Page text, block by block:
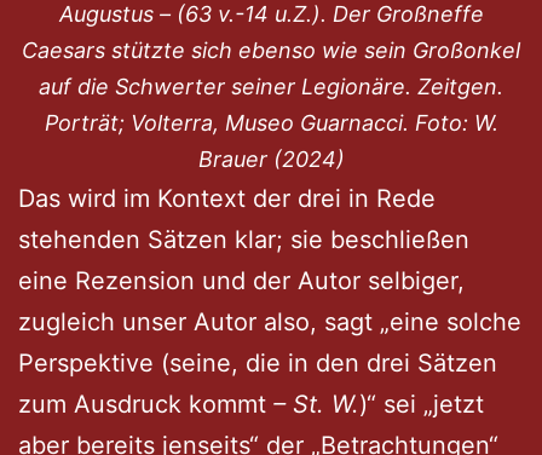
Augustus – (63 v.-14 u.Z.). Der Großneffe
Caesars stützte sich ebenso wie sein Großonkel
auf die Schwerter seiner Legionäre. Zeitgen.
Porträt; Volterra, Museo Guarnacci. Foto: W.
Brauer (2024)
Das wird im Kontext der drei in Rede
stehenden Sätzen klar; sie beschließen
eine Rezension und der Autor selbiger,
zugleich unser Autor also, sagt „eine solche
Perspektive (seine, die in den drei Sätzen
zum Ausdruck kommt – St. W.)“ sei „jetzt
aber bereits jenseits“ der „Betrachtungen“